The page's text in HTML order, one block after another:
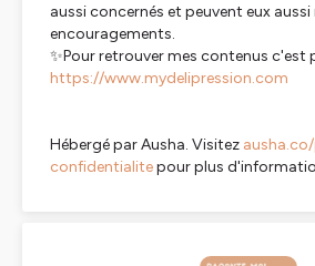
aussi concernés et peuvent eux aussi
encouragements.
✨Pour retrouver mes contenus c'est
https://www.mydelipression.com
Hébergé par Ausha. Visitez
confidentialitepour plus